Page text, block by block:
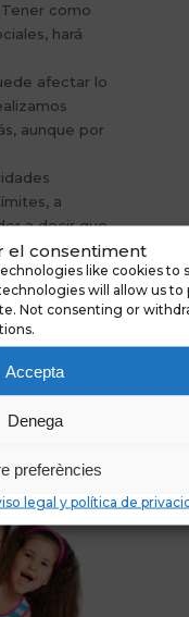
el consentiment
like cookies to
will allow us to
Not consenting or
Accepta
Denega
preferències
legal y política de
como
hará
afectar lo
aunque por
a
a decir que
evitar
difíciles
de
y las